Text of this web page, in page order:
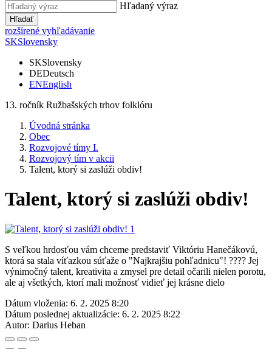
Hľadaný výraz
Hľadať
rozšírené vyhľadávanie
SKSlovensky
SKSlovensky
DEDeutsch
ENEnglish
13. ročník Ružbašských trhov folklóru
Úvodná stránka
Obec
Rozvojové tímy I.
Rozvojový tím v akcii
Talent, ktorý si zaslúži obdiv!
Talent, ktorý si zaslúži obdiv!
S veľkou hrdosťou vám chceme predstaviť Viktóriu Hanečákovú,
ktorá sa stala víťazkou súťaže o "Najkrajšiu pohľadnicu"! ???? Jej
výnimočný talent, kreativita a zmysel pre detail očarili nielen porotu,
ale aj všetkých, ktorí mali možnosť vidieť jej krásne dielo
Dátum vloženia: 6. 2. 2025 8:20
Dátum poslednej aktualizácie: 6. 2. 2025 8:22
Autor: Darius Heban